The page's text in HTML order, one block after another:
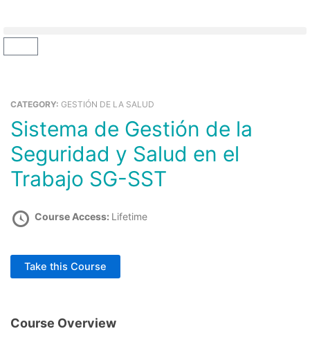
contenido
CATEGORY: GESTIÓN DE LA SALUD
Sistema de Gestión de la
Seguridad y Salud en el
Trabajo SG-SST
Course Access: Lifetime
Take this Course
Course Overview